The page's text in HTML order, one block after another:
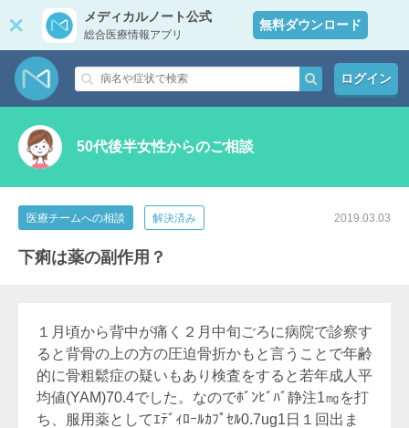
メディカルノート公式
総合医療情報アプリ
無料ダウンロード
ログイン
50代後半女性からのご相談
医療チームへの相談 解決済み 2019.03.03
下痢は薬の副作用？
１月頃から背中が痛く２月中旬ごろに病院で診察す
ると背骨の上の方の圧迫骨折かもと言うことで年齢
的に骨粗鬆症の疑いもあり検査をすると若年成人平
均値(YAM)70.4でした。なのでﾎﾞﾝﾋﾞﾊﾞ静注1㎎を打
ち、服用薬としてｴﾃﾞｨﾛｰﾙｶﾌﾟｾﾙ0.7ug1日１回出ま